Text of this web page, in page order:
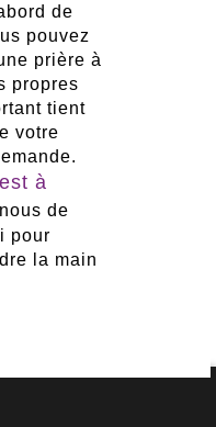
de
pouvez
prière à
propres
tient
votre
à
de
pour
la main